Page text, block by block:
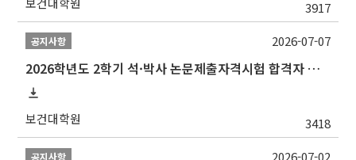
3917
공지사항
2026학년도 2학기 석·박사 논문제출자격시험 합격자 공고(TSQ Exam Result)
보건대학원 3418
2026-07-07
공지사항 2026-07-02